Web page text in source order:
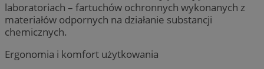
laboratoriach – fartuchów ochronnych wykonanych z
materiałów odpornych na działanie substancji
chemicznych.
Ergonomia i komfort użytkowania